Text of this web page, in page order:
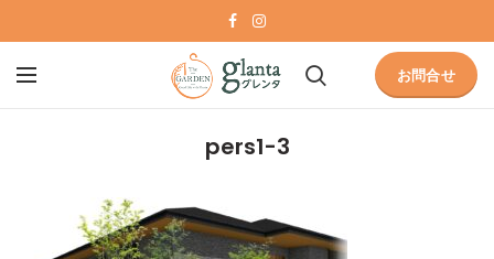
お問合せ
pers1-3